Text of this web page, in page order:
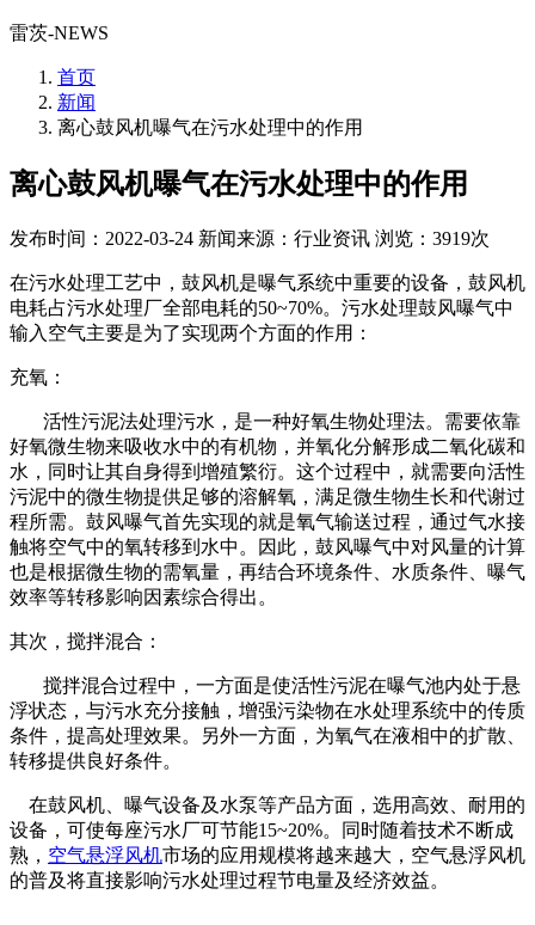
雷茨-NEWS
首页
新闻
离心鼓风机曝气在污水处理中的作用
离心鼓风机曝气在污水处理中的作用
发布时间：2022-03-24 新闻来源：行业资讯 浏览：3919次
在污水处理工艺中，鼓风机是曝气系统中重要的设备，鼓风机
电耗占污水处理厂全部电耗的50~70%。污水处理鼓风曝气中
输入空气主要是为了实现两个方面的作用：
充氧：
活性污泥法处理污水，是一种好氧生物处理法。需要依靠
好氧微生物来吸收水中的有机物，并氧化分解形成二氧化碳和
水，同时让其自身得到增殖繁衍。这个过程中，就需要向活性
污泥中的微生物提供足够的溶解氧，满足微生物生长和代谢过
程所需。鼓风曝气首先实现的就是氧气输送过程，通过气水接
触将空气中的氧转移到水中。因此，鼓风曝气中对风量的计算
也是根据微生物的需氧量，再结合环境条件、水质条件、曝气
效率等转移影响因素综合得出。
其次，搅拌混合：
搅拌混合过程中，一方面是使活性污泥在曝气池内处于悬
浮状态，与污水充分接触，增强污染物在水处理系统中的传质
条件，提高处理效果。另外一方面，为氧气在液相中的扩散、
转移提供良好条件。
在鼓风机、曝气设备及水泵等产品方面，选用高效、耐用的
设备，可使每座污水厂可节能15~20%。同时随着技术不断成
熟， 空气悬浮风机市场的应用规模将越来越大，空气悬浮风机
的普及将直接影响污水处理过程节电量及经济效益。